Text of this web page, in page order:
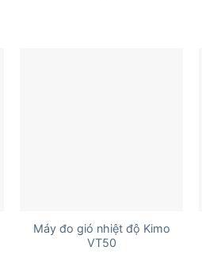
Máy đo gió nhiệt độ Kimo
VT50